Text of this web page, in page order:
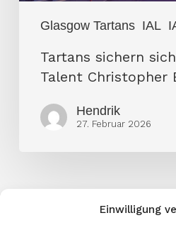
Einwilligung
Glasgow Tartans IAL
Tartans sichern
Talent Christopher
Hendrik
27. Februar 2026